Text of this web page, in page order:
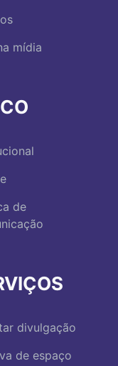
mídia
de
divulgação
de espaço